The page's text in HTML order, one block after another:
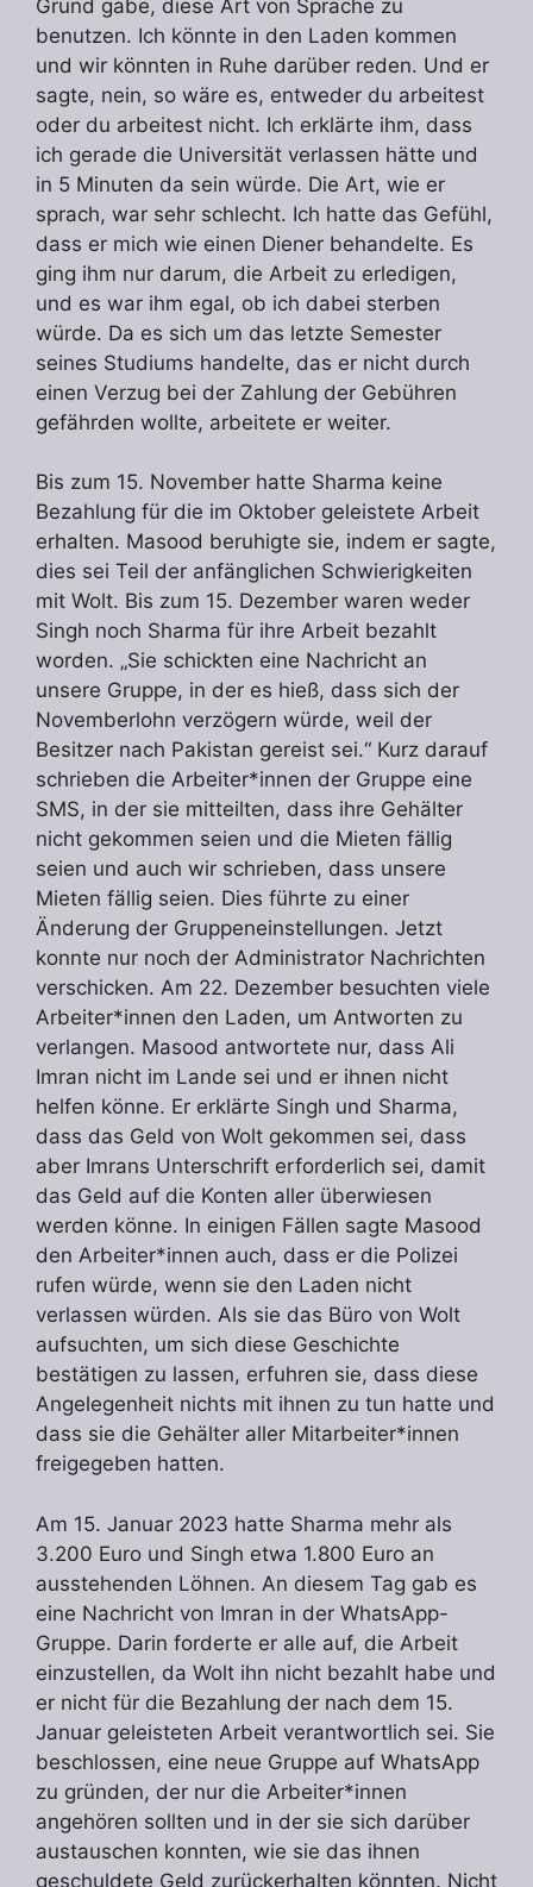
Grund gäbe, diese Art von Sprache zu
benutzen. Ich könnte in den Laden kommen
und wir könnten in Ruhe darüber reden. Und er
sagte, nein, so wäre es, entweder du arbeitest
oder du arbeitest nicht. Ich erklärte ihm, dass
ich gerade die Universität verlassen hätte und
in 5 Minuten da sein würde. Die Art, wie er
sprach, war sehr schlecht. Ich hatte das Gefühl,
dass er mich wie einen Diener behandelte. Es
ging ihm nur darum, die Arbeit zu erledigen,
und es war ihm egal, ob ich dabei sterben
würde. Da es sich um das letzte Semester
seines Studiums handelte, das er nicht durch
einen Verzug bei der Zahlung der Gebühren
gefährden wollte, arbeitete er weiter.
Bis zum 15. November hatte Sharma keine
Bezahlung für die im Oktober geleistete Arbeit
erhalten. Masood beruhigte sie, indem er sagte,
dies sei Teil der anfänglichen Schwierigkeiten
mit Wolt. Bis zum 15. Dezember waren weder
Singh noch Sharma für ihre Arbeit bezahlt
worden. „Sie schickten eine Nachricht an
unsere Gruppe, in der es hieß, dass sich der
Novemberlohn verzögern würde, weil der
Besitzer nach Pakistan gereist sei.“ Kurz darauf
schrieben die Arbeiter*innen der Gruppe eine
SMS, in der sie mitteilten, dass ihre Gehälter
nicht gekommen seien und die Mieten fällig
seien und auch wir schrieben, dass unsere
Mieten fällig seien. Dies führte zu einer
Änderung der Gruppeneinstellungen. Jetzt
konnte nur noch der Administrator Nachrichten
verschicken. Am 22. Dezember besuchten viele
Arbeiter*innen den Laden, um Antworten zu
verlangen. Masood antwortete nur, dass Ali
Imran nicht im Lande sei und er ihnen nicht
helfen könne. Er erklärte Singh und Sharma,
dass das Geld von Wolt gekommen sei, dass
aber Imrans Unterschrift erforderlich sei, damit
das Geld auf die Konten aller überwiesen
werden könne. In einigen Fällen sagte Masood
den Arbeiter*innen auch, dass er die Polizei
rufen würde, wenn sie den Laden nicht
verlassen würden. Als sie das Büro von Wolt
aufsuchten, um sich diese Geschichte
bestätigen zu lassen, erfuhren sie, dass diese
Angelegenheit nichts mit ihnen zu tun hatte und
dass sie die Gehälter aller Mitarbeiter*innen
freigegeben hatten.
Am 15. Januar 2023 hatte Sharma mehr als
3.200 Euro und Singh etwa 1.800 Euro an
ausstehenden Löhnen. An diesem Tag gab es
eine Nachricht von Imran in der WhatsApp-
Gruppe. Darin forderte er alle auf, die Arbeit
einzustellen, da Wolt ihn nicht bezahlt habe und
er nicht für die Bezahlung der nach dem 15.
Januar geleisteten Arbeit verantwortlich sei. Sie
beschlossen, eine neue Gruppe auf WhatsApp
zu gründen, der nur die Arbeiter*innen
angehören sollten und in der sie sich darüber
austauschen konnten, wie sie das ihnen
geschuldete Geld zurückerhalten könnten. Nicht